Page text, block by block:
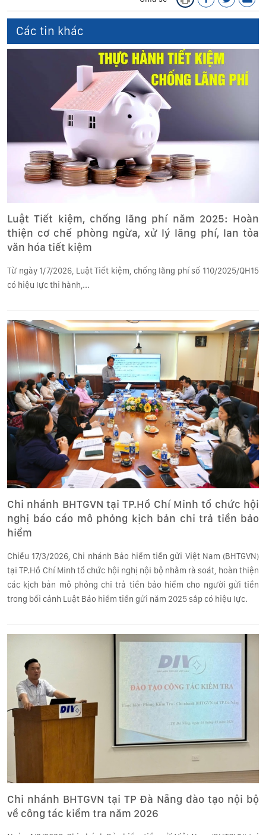
Các tin khác
Luật Tiết kiệm, chống lãng phí năm 2025: Hoàn
thiện cơ chế phòng ngừa, xử lý lãng phí, lan tỏa
văn hóa tiết kiệm
Từ ngày 1/7/2026, Luật Tiết kiệm, chống lãng phí số 110/2025/QH15
có hiệu lực thi hành,...
Chi nhánh BHTGVN tại TP.Hồ Chí Minh tổ chức hội
nghị báo cáo mô phỏng kịch bản chi trả tiền bảo
hiểm
Chiều 17/3/2026, Chi nhánh Bảo hiểm tiền gửi Việt Nam (BHTGVN)
tại TP.Hồ Chí Minh tổ chức hội nghị nội bộ nhằm rà soát, hoàn thiện
các kịch bản mô phỏng chi trả tiền bảo hiểm cho người gửi tiền
trong bối cảnh Luật Bảo hiểm tiền gửi năm 2025 sắp có hiệu lực.
Chi nhánh BHTGVN tại TP Đà Nẵng đào tạo nội bộ
về công tác kiểm tra năm 2026